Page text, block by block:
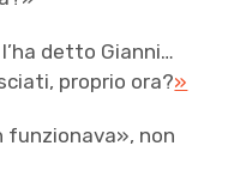
detto Gianni…
proprio ora?»
funzionava», non